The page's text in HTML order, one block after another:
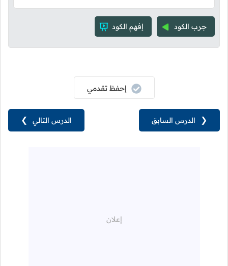
جرب الكود إفهم الكود
الدرس التالي ❯
إحفظ تقدمي
❮ الدرس السابق